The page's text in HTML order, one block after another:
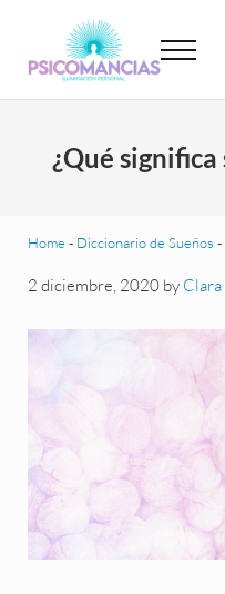
Psicomancias
Menu
¿Qué significa
Home - Diccionario de Sueños -
2 diciembre, 2020 by Clara